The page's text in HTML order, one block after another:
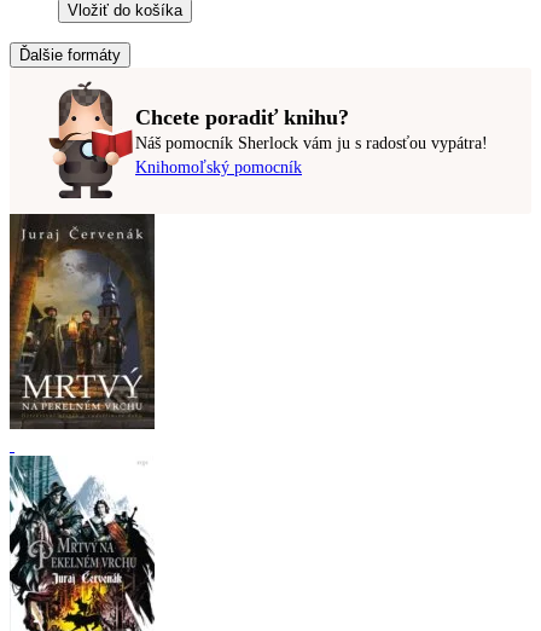
Vložiť do košíka
Ďalšie formáty
Chcete poradiť knihu?
Náš pomocník Sherlock vám ju s radosťou vypátra!
Knihomoľský pomocník